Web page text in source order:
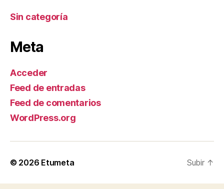
Sin categoría
Meta
Acceder
Feed de entradas
Feed de comentarios
WordPress.org
© 2026 Etumeta Subir ↑